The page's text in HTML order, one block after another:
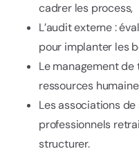
cadrer les process,
L’audit externe :
pour implanter les
Le management
ressources
Les associations
professionnels
structurer.